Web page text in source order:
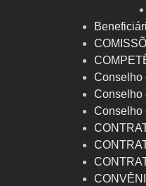
Conselho
Conselho
Conselho